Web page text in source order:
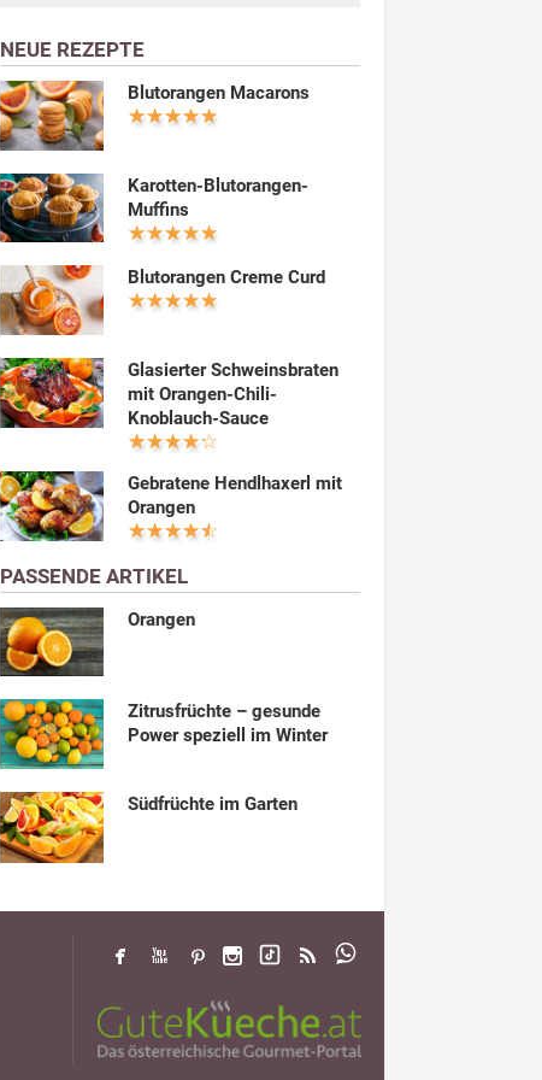
NEUE REZEPTE
Blutorangen Macarons
Karotten-Blutorangen-
Muffins
Blutorangen Creme Curd
Glasierter Schweinsbraten
mit Orangen-Chili-
Knoblauch-Sauce
Gebratene Hendlhaxerl mit
Orangen
PASSENDE ARTIKEL
Orangen
Zitrusfrüchte – gesunde
Power speziell im Winter
Südfrüchte im Garten